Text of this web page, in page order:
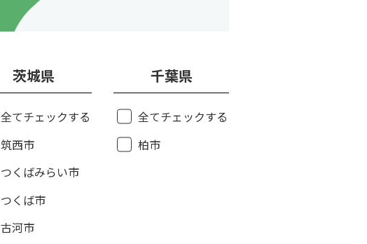
茨城県
全てチェックする
筑西市
つくばみらい市
つくば市
古河市
千葉県
全てチェックする
柏市